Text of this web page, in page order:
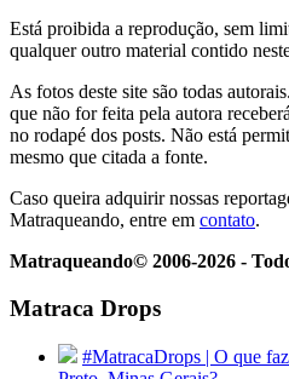
Está proibida a reprodução, sem
qualquer outro material contido
As fotos deste site são todas
que não for feita pela autora
no rodapé dos posts. Não está
mesmo que citada a fonte.
Caso queira adquirir nossas
Matraqueando, entre em contato.
Matraqueando© 2006-2026 -
Matraca Drops
#MatracaDrops | O que